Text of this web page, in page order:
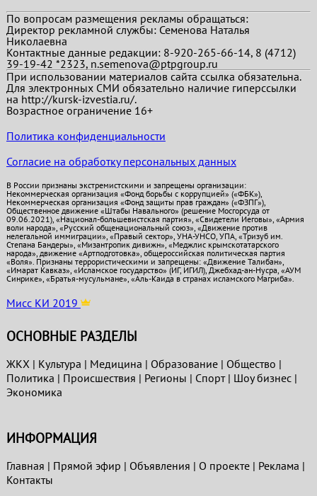
По вопросам размещения рекламы обращаться:
Директор рекламной службы: Семенова Наталья
Николаевна
Контактные данные редакции: 8-920-265-66-14, 8 (4712)
39-19-42 *2323, n.semenova@ptpgroup.ru
При использовании материалов сайта ссылка обязательна.
Для электронных СМИ обязательно наличие гиперссылки
на http://kursk-izvestia.ru/.
Возрастное ограничение 16+
Политика конфиденциальности
Согласие на обработку персональных данных
В России признаны экстремистскими и запрещены организации:
Некоммерческая организация «Фонд борьбы с коррупцией» («ФБК»),
Некоммерческая организация «Фонд защиты прав граждан» («ФЗПГ»),
Общественное движение «Штабы Навального» (решение Мосгорсуда от
09.06.2021), «Национал-большевистская партия», «Свидетели Иеговы», «Армия
воли народа», «Русский общенациональный союз», «Движение против
нелегальной иммиграции», «Правый сектор», УНА-УНСО, УПА, «Тризуб им.
Степана Бандеры», «Мизантропик дивижн», «Меджлис крымскотатарского
народа», движение «Артподготовка», общероссийская политическая партия
«Воля». Признаны террористическими и запрещены: «Движение Талибан»,
«Имарат Кавказ», «Исламское государство» (ИГ, ИГИЛ), Джебхад-ан-Нусра, «АУМ
Синрике», «Братья-мусульмане», «Аль-Каида в странах исламского Магриба».
Мисс КИ 2019
ОСНОВНЫЕ РАЗДЕЛЫ
ЖКХ| Культура | Медицина | Образование| Общество |
Политика | Проиcшествия | Регионы | Спорт| Шоу бизнес|
Экономика
ИНФОРМАЦИЯ
Главная | Прямой эфир | Объявления | О проекте| Реклама |
Контакты